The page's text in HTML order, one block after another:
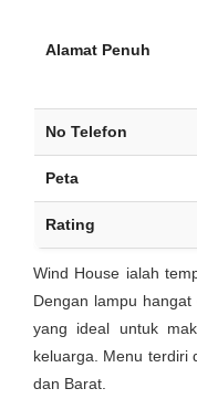
Alamat Penuh
No Telefon
Peta
Rating
Wind House ialah
Dengan lampu
yang ideal untuk
keluarga. Menu terdiri
dan Barat.